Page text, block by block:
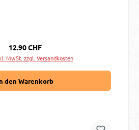
Regulärer Preis:
12.90 CHF
MwSt. zzgl. Versandkosten
den Warenkorb